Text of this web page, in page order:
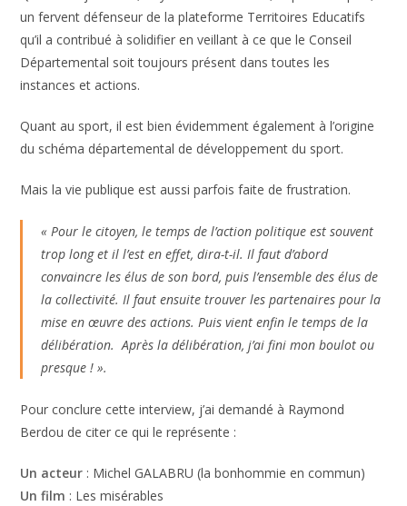
un fervent défenseur de la plateforme Territoires Educatifs
qu’il a contribué à solidifier en veillant à ce que le Conseil
Départemental soit toujours présent dans toutes les
instances et actions.
Quant au sport, il est bien évidemment également à l’origine
du schéma départemental de développement du sport.
Mais la vie publique est aussi parfois faite de frustration.
« Pour le citoyen, le temps de l’action politique est souvent
trop long et il l’est en effet, dira-t-il. Il faut d’abord
convaincre les élus de son bord, puis l’ensemble des élus de
la collectivité. Il faut ensuite trouver les partenaires pour la
mise en œuvre des actions. Puis vient enfin le temps de la
délibération. Après la délibération, j’ai fini mon boulot ou
presque ! ».
Pour conclure cette interview, j’ai demandé à Raymond
Berdou de citer ce qui le représente :
Un acteur : Michel GALABRU (la bonhommie en commun)
Un film : Les misérables